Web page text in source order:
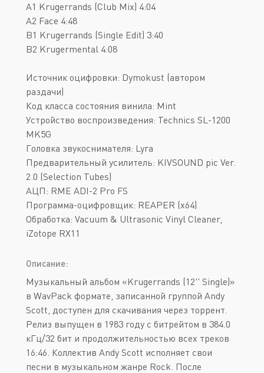
A1 Krugerrands (Club Mix) 4:04
A2 Face 4:48
B1 Krugerrands (Single Edit) 3:40
B2 Krugermental 4:08
Источник оцифровки: Dymokust (автором
раздачи)
Код класса состояния винила: Mint
Устройство воспроизведения: Technics SL-1200
MK5G
Головка звукоснимателя: Lyra
Предварительный усилитель: KIVSOUND pic Ver.
2.0 (Selection Tubes)
АЦП: RME ADI-2 Pro FS
Программа-оцифровщик: REAPER (x64)
Обработка: Vacuum & Ultrasonic Vinyl Cleaner,
iZotope RX11
Описание:
Музыкальный альбом «Krugerrands (12'' Single)»
в WavPack формате, записанной группой Andy
Scott, доступен для скачивания через торрент.
Релиз выпущен в 1983 году с битрейтом в 384.0
кГц/32 бит и продолжительностью всех треков
16:46. Коллектив Andy Scott исполняет свои
песни в музыкальном жанре Rock. После